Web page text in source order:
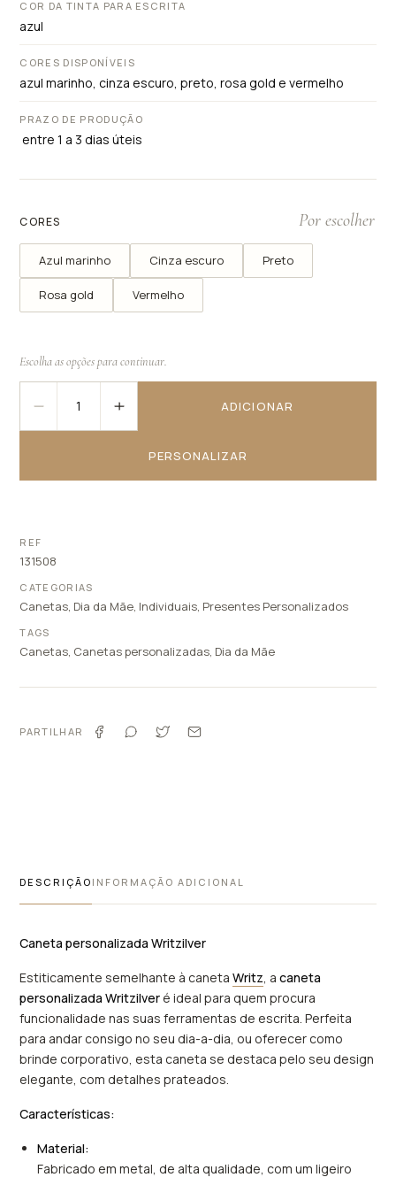
COR DA TINTA PARA ESCRITA
azul
CORES DISPONÍVEIS
azul marinho, cinza escuro, preto, rosa gold e vermelho
PRAZO DE PRODUÇÃO
entre 1 a 3 dias úteis
CORES
Azul marinho Cinza escuro Preto
Rosa gold Vermelho
ADICIONAR
PERSONALIZAR
REF
131508
CATEGORIAS
Canetas, Dia da Mãe, Individuais, Presentes Personalizados
TAGS
Canetas, Canetas personalizadas, Dia da Mãe
PARTILHAR
DESCRIÇÃO INFORMAÇÃO ADICIONAL
Caneta personalizada Writzilver
Estiticamente semelhante à canetaWritz, acaneta
personalizada Writzilver é ideal para quem procura
funcionalidade nas suas ferramentas de escrita. Perfeita
para andar consigo no seu dia-a-dia, ou oferecer como
brinde corporativo, esta caneta se destaca pelo seu design
elegante, com detalhes prateados.
Características:
Material:
Fabricado em metal, de alta qualidade, com um ligeiro